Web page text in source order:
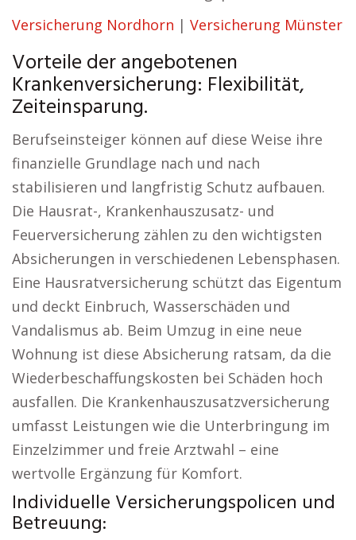
Versicherung Nordhorn | Versicherung Münster
Vorteile der angebotenen
Krankenversicherung: Flexibilität,
Zeiteinsparung.
Berufseinsteiger können auf diese Weise ihre
finanzielle Grundlage nach und nach
stabilisieren und langfristig Schutz aufbauen.
Die Hausrat-, Krankenhauszusatz- und
Feuerversicherung zählen zu den wichtigsten
Absicherungen in verschiedenen Lebensphasen.
Eine Hausratversicherung schützt das Eigentum
und deckt Einbruch, Wasserschäden und
Vandalismus ab. Beim Umzug in eine neue
Wohnung ist diese Absicherung ratsam, da die
Wiederbeschaffungskosten bei Schäden hoch
ausfallen. Die Krankenhauszusatzversicherung
umfasst Leistungen wie die Unterbringung im
Einzelzimmer und freie Arztwahl – eine
wertvolle Ergänzung für Komfort.
Individuelle Versicherungspolicen und
Betreuung: